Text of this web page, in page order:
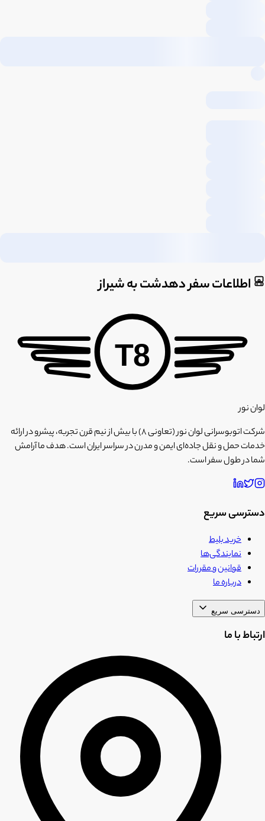
اطلاعات سفر دهدشت به شیراز
T8
لوان نور
شرکت اتوبوسرانی لوان نور (تعاونی ۸) با بیش از نیم قرن تجربه، پیشرو در ارائه
خدمات حمل و نقل جاده‌ای ایمن و مدرن در سراسر ایران است. هدف ما آرامش
شما در طول سفر است.
دسترسی سریع
خرید بلیط
نمایندگی‌ها
قوانین و مقررات
درباره ما
دسترسی سریع
ارتباط با ما